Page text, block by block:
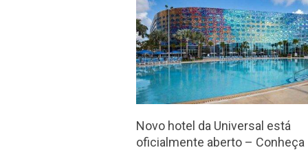
Novo hotel da Universal está
oficialmente aberto – Conheça